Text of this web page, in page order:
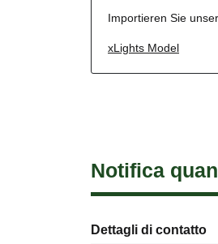
Importieren Sie
xLights Model
Notifica
Dettagli di contatto